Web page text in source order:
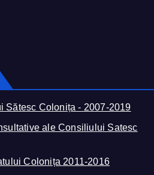
Sătesc Colonița - 2007-2019
ale Consiliului Satesc
Colonița 2011-2016